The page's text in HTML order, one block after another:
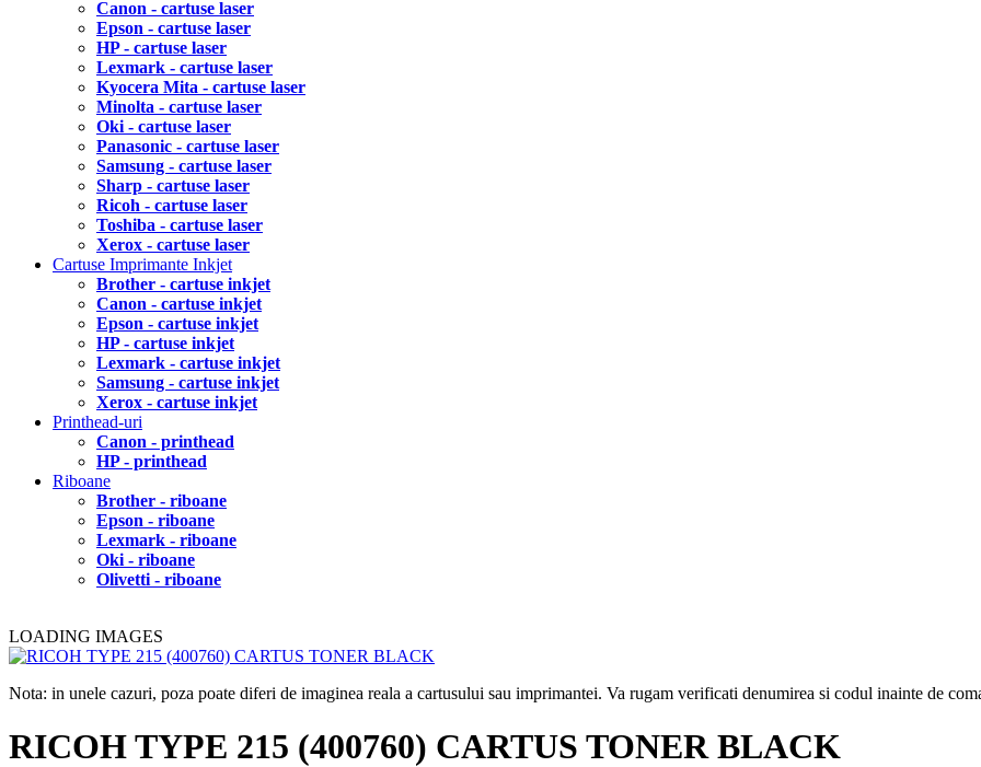
Canon - cartuse laser
Epson - cartuse laser
HP - cartuse laser
Lexmark - cartuse laser
Kyocera Mita - cartuse laser
Minolta - cartuse laser
Oki - cartuse laser
Panasonic - cartuse laser
Samsung - cartuse laser
Sharp - cartuse laser
Ricoh - cartuse laser
Toshiba - cartuse laser
Xerox - cartuse laser
Cartuse Imprimante Inkjet
Brother - cartuse inkjet
Canon - cartuse inkjet
Epson - cartuse inkjet
HP - cartuse inkjet
Lexmark - cartuse inkjet
Samsung - cartuse inkjet
Xerox - cartuse inkjet
Printhead-uri
Canon - printhead
HP - printhead
Riboane
Brother - riboane
Epson - riboane
Lexmark - riboane
Oki - riboane
Olivetti - riboane
LOADING IMAGES
Nota: in unele cazuri, poza poate diferi de imaginea reala a cartusului sau imprimantei. Va rugam verificati denumirea si codul inainte de
RICOH TYPE 215 (400760) CARTUS TONER BLACK